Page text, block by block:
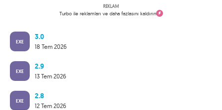
REKLAM
Turbo ile reklamları ve daha fazlasını kaldırın
EXE
3.0
18 Tem 2026
EXE
2.9
13 Tem 2026
EXE
2.8
12 Tem 2026